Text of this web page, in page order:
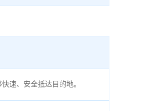
速、安全抵达目的地。